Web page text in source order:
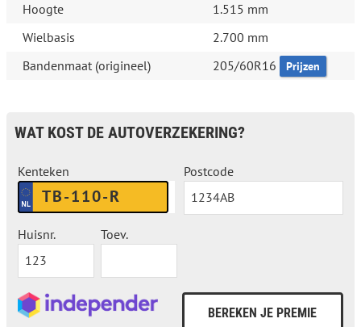
Hoogte
1.515 mm
Wielbasis
2.700 mm
Bandenmaat (origineel)
205/60R16 Prijzen
WAT KOST DE AUTOVERZEKERING?
Kenteken Postcode
Huisnr. Toev.